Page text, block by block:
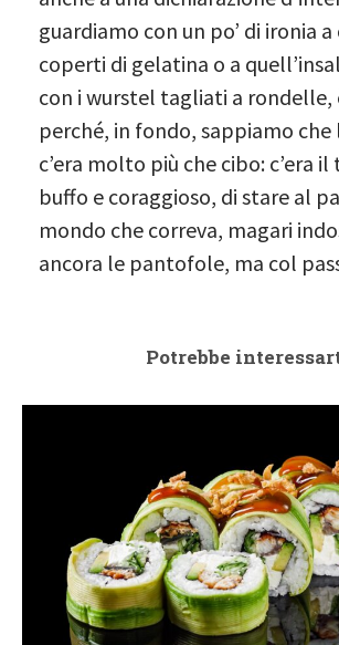
guardiamo con un po’ di ironia
coperti di gelatina o a
con i wurstel tagliati a rondelle,
perché, in fondo, sappiamo
c’era molto più che cibo: c’era
buffo e coraggioso, di stare al
mondo che correva, magari
ancora le pantofole, ma col
Potrebbe